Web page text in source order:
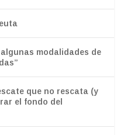
modalidades de
que no rescata (y
el fondo del